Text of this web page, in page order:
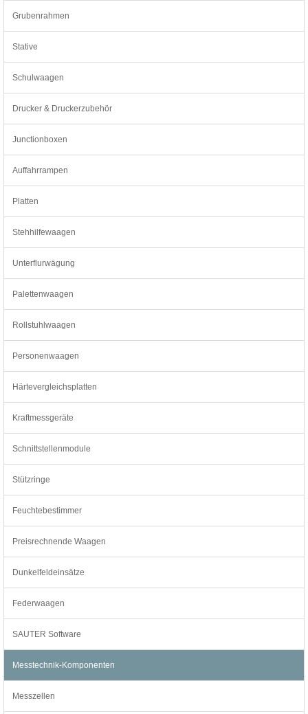
Grubenrahmen
Stative
Schulwaagen
Drucker & Druckerzubehör
Junctionboxen
Auffahrrampen
Platten
Stehhilfewaagen
Unterflurwägung
Palettenwaagen
Rollstuhlwaagen
Personenwaagen
Härtevergleichsplatten
Kraftmessgeräte
Schnittstellenmodule
Stützringe
Feuchtebestimmer
Preisrechnende Waagen
Dunkelfeldeinsätze
Federwaagen
SAUTER Software
Messtechnik-Komponenten
Messzellen